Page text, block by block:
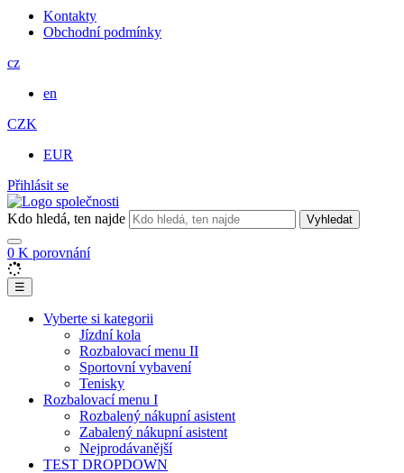
Kontakty
Obchodní podmínky
cz
en
CZK
EUR
Přihlásit se
Kdo hledá, ten najde Vyhledat
0 K porovnání
☰
Vyberte si kategorii
Jízdní kola
Rozbalovací menu II
Sportovní vybavení
Tenisky
Rozbalovací menu I
Rozbalený nákupní asistent
Zabalený nákupní asistent
Nejprodávanější
TEST DROPDOWN